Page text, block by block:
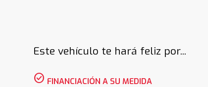
Este vehículo te hará feliz por...
check_circle FINANCIACIÓN A SU MEDIDA